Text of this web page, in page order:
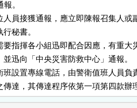
報。
人員接獲通報，應立即陳報召集人或
行秘書。
要指揮各小組迅即配合因應，有重大
並迅向「中央災害防救中心」通報。
班設置專線電話，由警衛值班人員負
傳達，其傳達程序依第一項第四款辦